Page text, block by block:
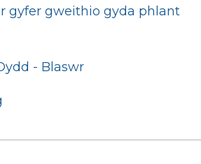
gyfer gweithio gyda phlant
- Blaswr